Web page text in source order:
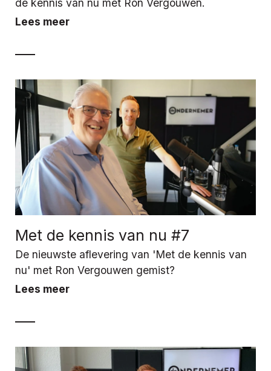
de kennis van nu met Ron Vergouwen.
Lees meer
Met de kennis van nu #7
De nieuwste aflevering van 'Met de kennis van
nu' met Ron Vergouwen gemist?
Lees meer